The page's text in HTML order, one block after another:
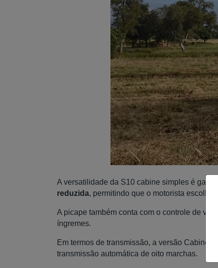
A versatilidade da S10 cabine simples é
reduzida, permitindo que o motorista escolha
A picape também conta com o controle de
íngremes.
Em termos de transmissão, a versão Cabine
transmissão automática de oito marchas.